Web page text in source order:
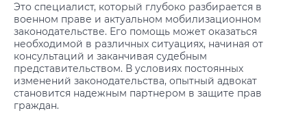
Это специалист, который глубоко разбирается в
военном праве и актуальном мобилизационном
законодательстве. Его помощь может оказаться
необходимой в различных ситуациях, начиная от
консультаций и заканчивая судебным
представительством. В условиях постоянных
изменений законодательства, опытный адвокат
становится надежным партнером в защите прав
граждан.